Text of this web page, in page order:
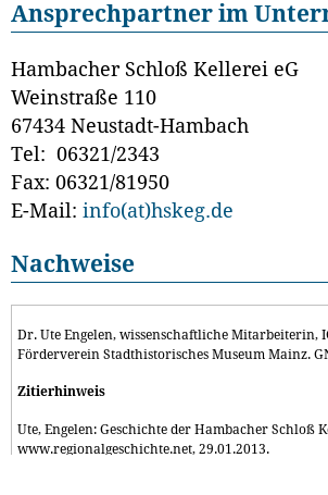
Ansprechpartner im
Hambacher Schloß Kellerei eG
Weinstraße 110
67434 Neustadt-Hambach
Tel: 06321/2343
Fax: 06321/81950
E-Mail: info(at)hskeg.de
Nachweise
Dr. Ute Engelen, wissenschaftliche Mitarbeiterin,
Förderverein Stadthistorisches Museum Mainz.
Zitierhinweis
Ute, Engelen: Geschichte der Hambacher Schloß
www.regionalgeschichte.net, 29.01.2013.